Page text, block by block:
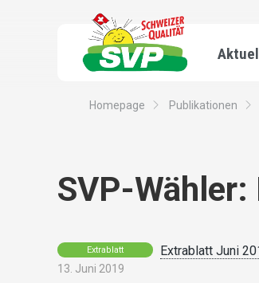
Homepage Publikationen
SVP-
Extrablatt Extrablatt Juni
13. Juni 2019